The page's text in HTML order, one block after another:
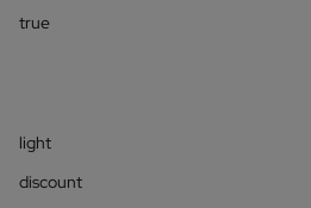
true
light
discount